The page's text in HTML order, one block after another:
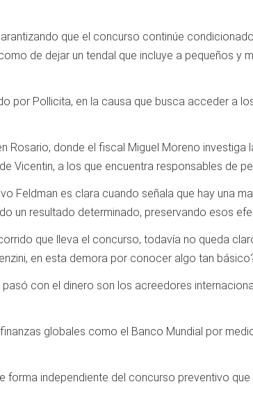
que el concurso continúe
de dejar un tendal que incluye a pequeños
por Pollicita, en la causa que busca acceder a
Rosario, donde el fiscal Miguel Moreno
Vicentin, a los que encuentra responsables de
Feldman es clara cuando señala que hay una
un resultado determinado, preservando esos
que lleva el concurso, todavía no queda
en esta demora por conocer algo tan
con el dinero son los acreedores
globales como el Banco Mundial por
forma independiente del concurso preventivo